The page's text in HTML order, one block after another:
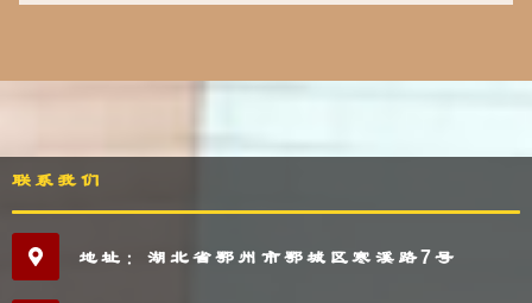
联系我们
地址：湖北省鄂州市鄂城区寒溪路7号